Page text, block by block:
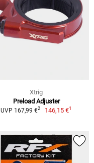
Xtrig
Preload Adjuster
UVP 167,99 €2 146,15 €1